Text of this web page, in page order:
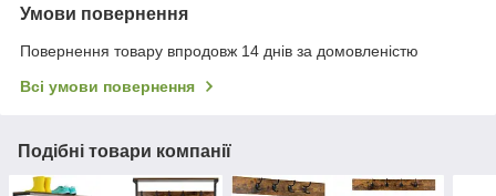
Умови повернення
Повернення товару впродовж 14 днів за домовленістю
Всі умови повернення
Подібні товари компанії